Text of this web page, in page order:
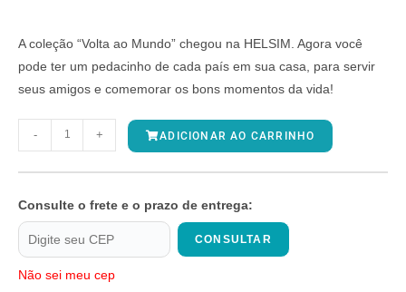
A coleção “Volta ao Mundo” chegou na HELSIM. Agora você
pode ter um pedacinho de cada país em sua casa, para servir
seus amigos e comemorar os bons momentos da vida!
- + ADICIONAR AO CARRINHO
Consulte o frete e o prazo de entrega:
CONSULTAR
Não sei meu cep